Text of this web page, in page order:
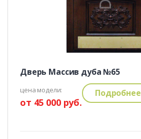
Дверь Массив дуба №65
цена модели:
от 45 000 руб.
Подробнее